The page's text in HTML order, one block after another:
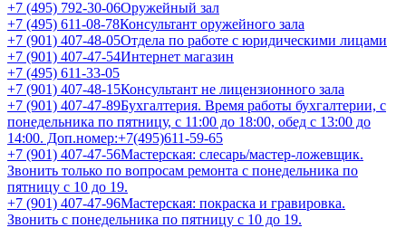
+7 (495) 792-30-06Оружейный зал
+7 (495) 611-08-78Консультант оружейного зала
+7 (901) 407-48-05Отдела по работе с юридическими лицами
+7 (901) 407-47-54Интернет магазин
+7 (495) 611-33-05
+7 (901) 407-48-15Консультант не лицензионного зала
+7 (901) 407-47-89Бухгалтерия. Время работы бухгалтерии, с
понедельника по пятницу, с 11:00 до 18:00, обед с 13:00 до
14:00. Доп.номер:+7(495)611-59-65
+7 (901) 407-47-56Мастерская: слесарь/мастер-ложевщик.
Звонить только по вопросам ремонта с понедельника по
пятницу с 10 до 19.
+7 (901) 407-47-96Мастерская: покраска и гравировка.
Звонить с понедельника по пятницу с 10 до 19.